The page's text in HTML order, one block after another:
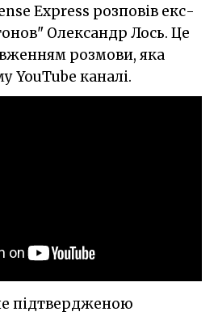
Express розповів екс-
Олександр Лось. Це
розмови, яка
YouTube каналі.
підтвердженою